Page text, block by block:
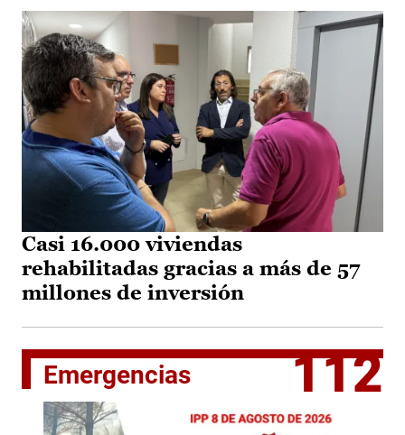
Casi 16.000 viviendas
rehabilitadas gracias a más de 57
millones de inversión
Emergencias 112